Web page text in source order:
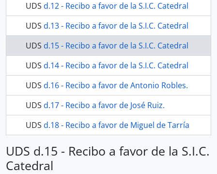
UDS d.12 - Recibo a favor de la S.I.C. Catedral
UDS d.13 - Recibo a favor de la S.I.C. Catedral
UDS d.15 - Recibo a favor de la S.I.C. Catedral
UDS d.14 - Recibo a favor de la S.I.C. Catedral
UDS d.16 - Recibo a favor de Antonio Robles.
UDS d.17 - Recibo a favor de José Ruiz.
UDS d.18 - Recibo a favor de Miguel de Tarría
8 más...
UDS d.15 - Recibo a favor de la S.I.C.
Catedral